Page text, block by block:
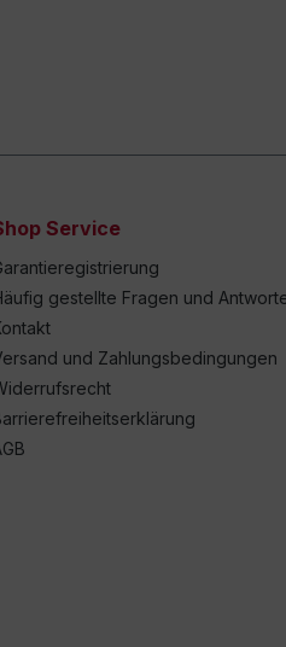
Service
gestellte Fragen und
und Zahlungsbedingungen